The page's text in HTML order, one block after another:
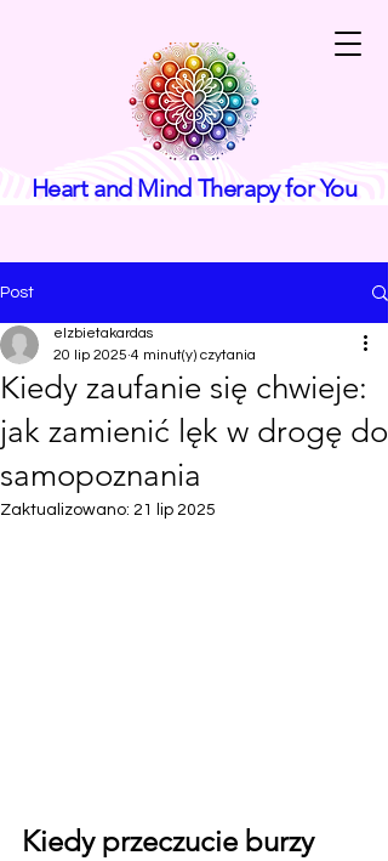
Heart and Mind Therapy for You
Post
Kiedy zaufanie się chwieje:
jak zamienić lęk w drogę do
samopoznania
elzbietakardas
20 lip 2025 4 minut(y) czytania
Zaktualizowano: 21 lip 2025
Kiedy przeczucie burzy